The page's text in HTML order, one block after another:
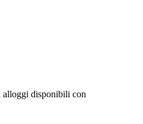
alloggi disponibili con